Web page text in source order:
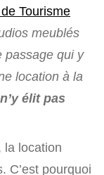
Tourisme
meublés
passage qui y
location à la
n’y élit pas
la location
C’est pourquoi